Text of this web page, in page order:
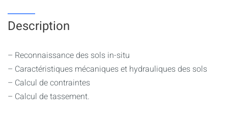
Description
– Reconnaissance des sols in-situ
– Caractéristiques mécaniques et hydrauliques des sols
– Calcul de contraintes
– Calcul de tassement.